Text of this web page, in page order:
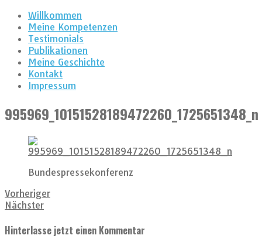
Willkommen
Meine Kompetenzen
Testimonials
Publikationen
Meine Geschichte
Kontakt
Impressum
995969_10151528189472260_1725651348_n
Bundespressekonferenz
Vorheriger
Nächster
Hinterlasse jetzt einen Kommentar